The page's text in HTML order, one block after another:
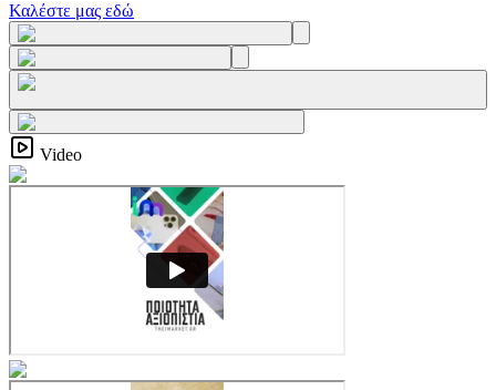
Καλέστε μας εδώ
Video